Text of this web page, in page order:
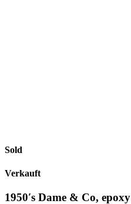
Sold
Verkauft
1950′s Dame & Co,